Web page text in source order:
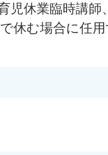
児休業臨時講
休む場合に任